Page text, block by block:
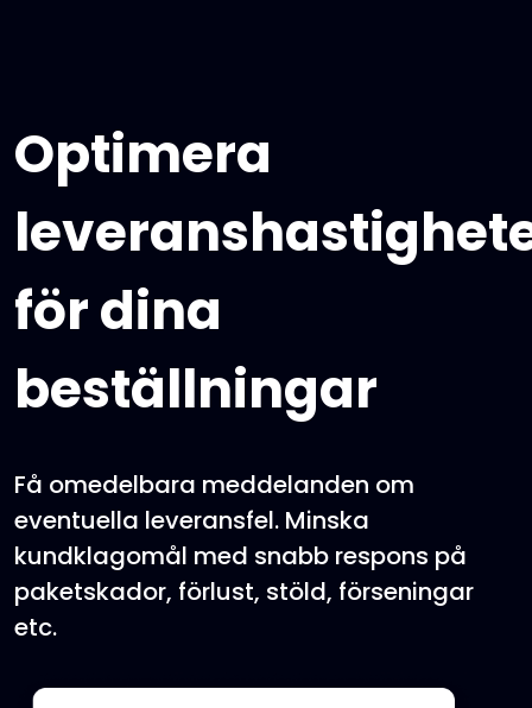
Optimera
för dina
beställningar
Få omedelbara meddelanden om
eventuella leveransfel. Minska
kundklagomål med snabb respons på
paketskador, förlust, stöld, förseningar
etc.